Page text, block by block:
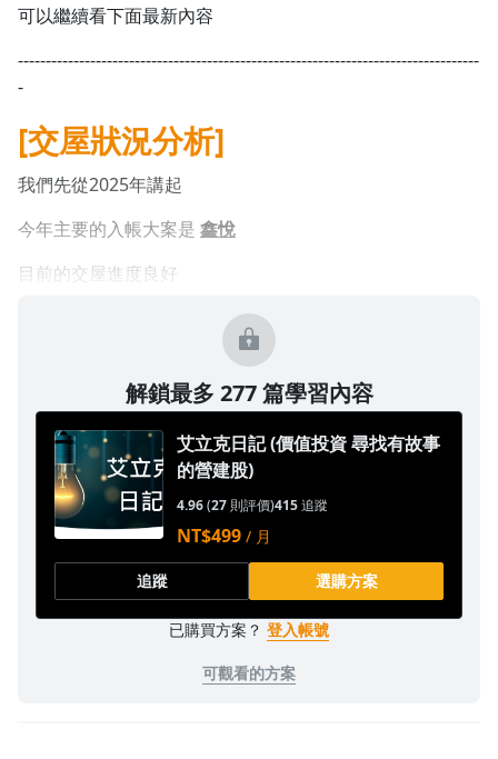
可以繼續看下面最新內容
-----------------------------------------------------------------------------------
-
[交屋狀況分析]
我們先從2025年講起
今年主要的入帳大案是 鑫悅
目前的交屋進度良好
解鎖最多 277 篇學習內容
艾立克日記 (價值投資 尋找有故事
的營建股)
4.96(27 則評價)415追蹤
NT$499 / 月
追蹤 選購方案
已購買方案？ 登入帳號
可觀看的方案